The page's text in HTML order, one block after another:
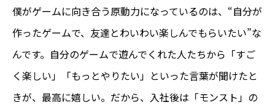
僕がゲームに向き合う原動力になっているのは、“自分が
作ったゲームで、友達とわいわい楽しんでもらいたい”な
んです。自分のゲームで遊んでくれた人たちから「すご
く楽しい」「もっとやりたい」といった言葉が聞けたと
きが、最高に嬉しい。だから、入社後は「モンスト」の